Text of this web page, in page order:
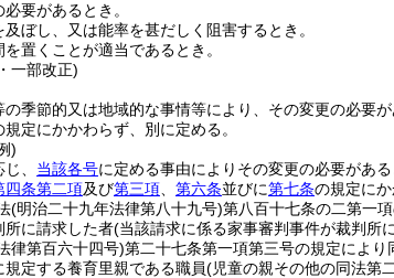
要があるとき。
ぼし、又は能率を甚だしく阻害するとき。
置くことが適当であるとき。
一部改正)
季節的又は地域的な事情等により、その変更の必要
規定にかかわらず、別に定める。
)
、 当該各号に定める事由によりその変更の必要があ
四条第二項及び第三項 第六条並びに第七条の規定にか
(明治二十九年法律第八十九号)第八百十七条の二第一
所に請求した者(当該請求に係る家事審判事件が裁判所
律第百六十四号)第二十七条第一項第三号の規定によ
定する養育里親である職員(児童の親その他の同法第